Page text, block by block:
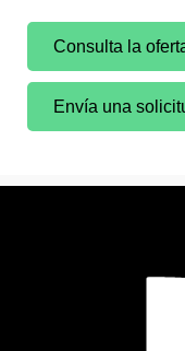
Consulta la
Envía una